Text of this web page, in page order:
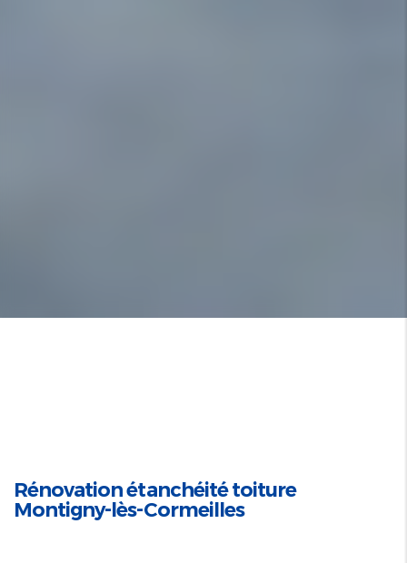
Rénovation étanchéité toiture
Montigny-lès-Cormeilles